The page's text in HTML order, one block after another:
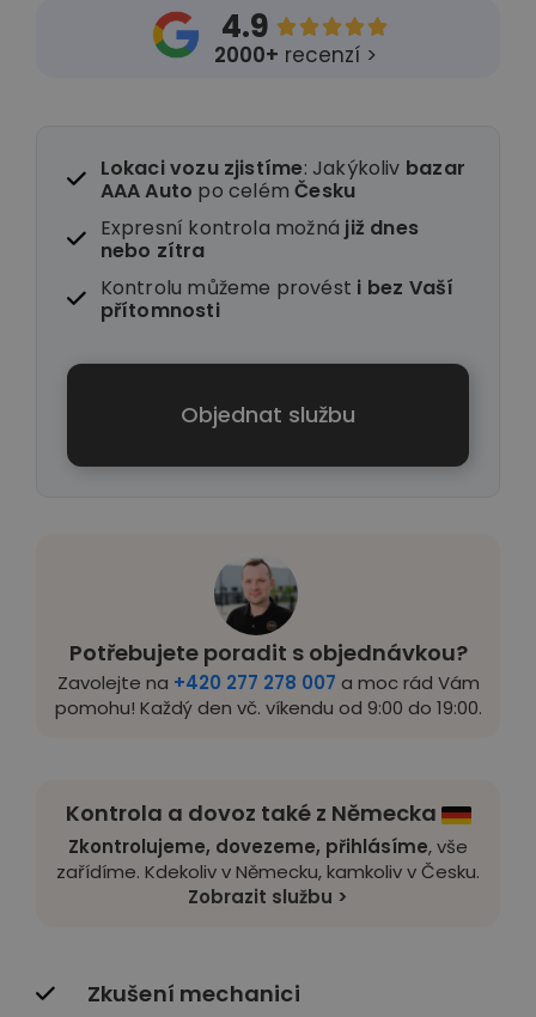
Potřebujete poradit s objednávkou?
Zavolejte na +420 277 278 007 a moc rád Vám
pomohu! Každý den vč. víkendu od 9:00 do 19:00.
Kontrola a dovoz také z Německa
Zkontrolujeme, dovezeme, přihlásíme, vše
zařídíme. Kdekoliv v Německu, kamkoliv v Česku.
Zobrazit službu >
Zkušení mechanici
4.9 
2000+ recenzí >
Lokaci vozu zjistíme: Jakýkoliv bazar
AAA Auto po celémČesku
Expresní kontrola možná již dnes
nebo zítra
Kontrolu můžeme provést i bez Vaší
přítomnosti
Objednat službu